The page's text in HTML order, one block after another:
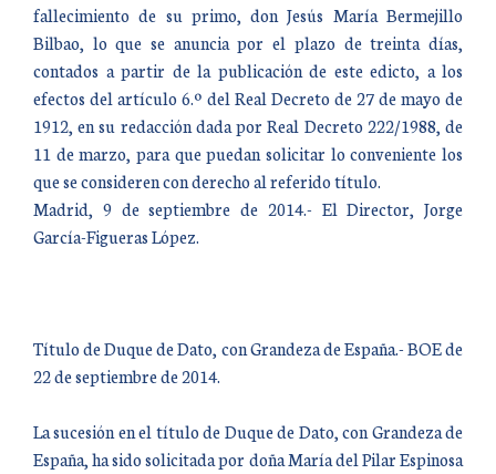
fallecimiento de su primo, don Jesús María Bermejillo
Bilbao, lo que se anuncia por el plazo de treinta días,
contados a partir de la publicación de este edicto, a los
efectos del artículo 6.º del Real Decreto de 27 de mayo de
1912, en su redacción dada por Real Decreto 222/1988, de
11 de marzo, para que puedan solicitar lo conveniente los
que se consideren con derecho al referido título.
Madrid, 9 de septiembre de 2014.- El Director, Jorge
García-Figueras López.
Título de Duque de Dato, con Grandeza de España.- BOE de
22 de septiembre de 2014.
La sucesión en el título de Duque de Dato, con Grandeza de
España, ha sido solicitada por doña María del Pilar Espinosa